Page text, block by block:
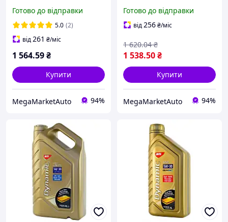
Готово до відправки
5.0 (2)
від261 ₴/міс
1 564.59₴
Купити
MegaMarketAuto 94%
Готово до відправки
від256₴/міс
1 538.50₴
1 620.04 ₴
Купити
MegaMarketAuto 94%